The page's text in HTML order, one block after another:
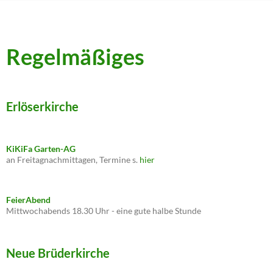
Regelmäßiges
Erlöserkirche
KiKiFa Garten-AG
an Freitagnachmittagen, Termine s. hier
FeierAbend
Mittwochabends 18.30 Uhr - eine gute halbe Stunde
Neue Brüderkirche